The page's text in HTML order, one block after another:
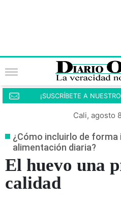
¡SUSCRÍBETE A
Cali, agosto
¿Cómo incluirlo de forma
alimentación diaria?
El huevo una
calidad